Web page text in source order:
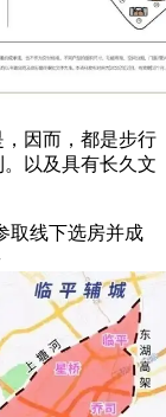
因而，都是步行
以及具有长久文
线下选房并成